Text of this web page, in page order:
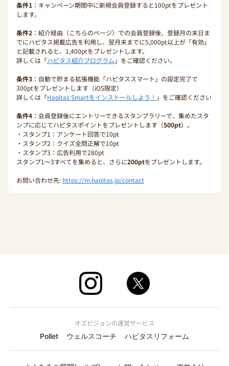
条件1 ：キャンペーン期間中に新規会員登録すると100ptをプレゼント
します。
条件2 ：紹介経由（こちらのページ）での会員登録後、登録月の末日ま
でにハピタス掲載広告を利用し、翌月末までに5,000pt以上が「有効」
と記載されると、1,400ptをプレゼントします。
詳しくは「ハピタス紹介プログラム 」をご確認ください。
条件3 ：自動で貯まる拡張機能「ハピタススマート」の設定完了で
300ptをプレゼントします（iOS限定）
詳しくは「Hapitas Smartをインストールしよう！ 」をご確認ください
条件4 ：会員登録後にエントリーできるスタンプラリーで、集めたスタ
ンプに応じてハピタスポイントをプレゼントします（500pt）。
・スタンプ1：アンケート回答で10pt
・スタンプ2：クイズ全問正解で10pt
・スタンプ3：広告利用で280pt
スタンプ1〜3すべてを集めると、さらに200ptをプレゼントします。
お問い合わせ先: https://m.hapitas.jp/contact
オズビジョンの運営サービス
Pollet
ウェルスコーチ ハピタスリフォーム